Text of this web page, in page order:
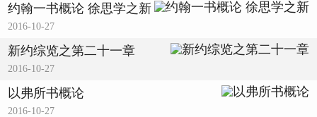
约翰一书概论 徐思学之新
2016-10-27
新约综览之第二十一章
2016-10-27
以弗所书概论
2016-10-27